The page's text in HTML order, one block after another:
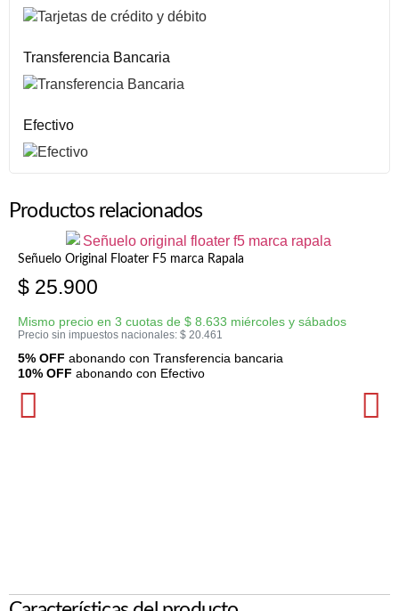
Transferencia Bancaria
Efectivo
Productos relacionados
Señuelo Original Floater F5 marca Rapala
$ 25.900
Mismo precio en 3 cuotas de $ 8.633 miércoles y sábados
Precio sin impuestos nacionales: $ 20.461
5% OFF abonando con Transferencia bancaria
10% OFF abonando con Efectivo